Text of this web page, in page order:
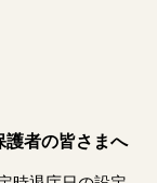
護者の皆さまへ